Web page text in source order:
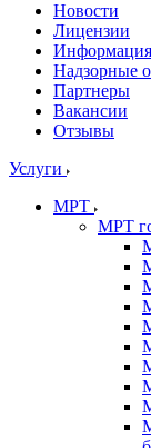
Новости
Лицензии
Информация
Надзорные
Партнеры
Вакансии
Отзывы
Услуги
МРТ
МРТ